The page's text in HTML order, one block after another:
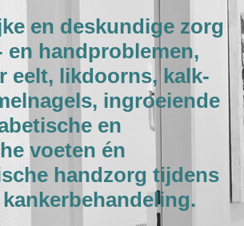
en deskundige zorg
en handproblemen,
eelt, likdoorns, kalk-
ingroeiende
en
voeten én
handzorg tijdens